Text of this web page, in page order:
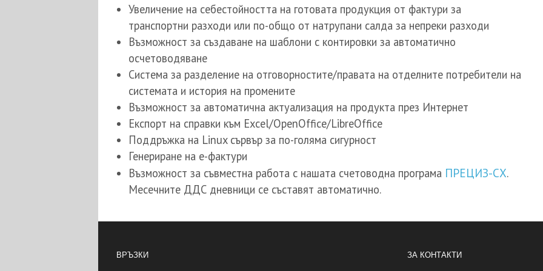
Увеличение на себестойността на готовата продукция от фактури за
транспортни разходи или по-общо от натрупани салда за непреки разходи
Възможност за създаване на шаблони с контировки за автоматично
осчетоводяване
Система за разделение на отговорностите/правата на отделните потребители на
системата и история на промените
Възможност за автоматична актуализация на продукта през Интернет
Експорт на справки към Excel/OpenOffice/LibreOffice
Поддръжка на Linux сървър за по-голяма сигурност
Генериране на е-фактури
Възможност за съвместна работа с нашата счетоводна програма ПРЕЦИЗ-СХ.
Месечните ДДС дневници се съставят автоматично.
ВРЪЗКИ
ЗА КОНТАКТИ